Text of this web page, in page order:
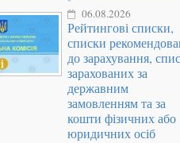
06.08.2026
Рейтингові списки,
списки
до зарахування,
зарахованих за
державним
замовленням та за
кошти фізичних або
юридичних осіб